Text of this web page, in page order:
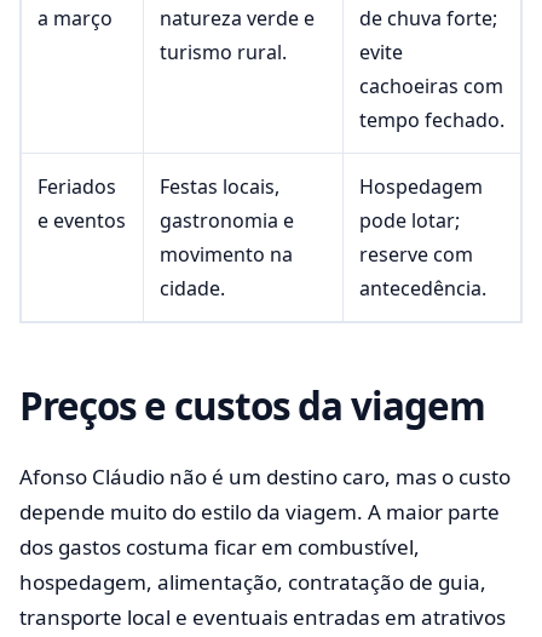
a março
natureza verde e
turismo rural.
de chuva forte;
evite
cachoeiras com
tempo fechado.
Feriados
e eventos
Festas locais,
gastronomia e
movimento na
cidade.
Hospedagem
pode lotar;
reserve com
antecedência.
Preços e custos da viagem
Afonso Cláudio não é um destino caro, mas o custo
depende muito do estilo da viagem. A maior parte
dos gastos costuma ficar em combustível,
hospedagem, alimentação, contratação de guia,
transporte local e eventuais entradas em atrativos